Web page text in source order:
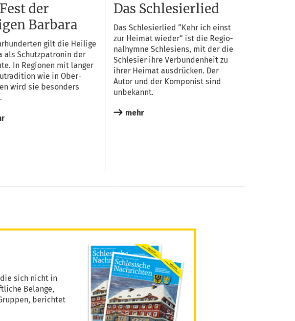
der
Barbara
gilt die Hei­li­ge
als Schutz­pa­tro­nin der
In Regio­nen mit lan­ger
wie in Ober­
wird sie beson­ders
Das Schlesierlied
Das Schle­si­er­lied “Kehr ich einst
zur Hei­mat wie­der“ ist die Regio­
nal­hym­ne Schle­si­ens, mit der die
Schle­si­er ihre Ver­bun­den­heit zu
ihrer Hei­mat aus­drü­cken. Der
Autor und der Kom­po­nist sind
unbekannt.
mehr
sich nicht in
Belange,
berichtet